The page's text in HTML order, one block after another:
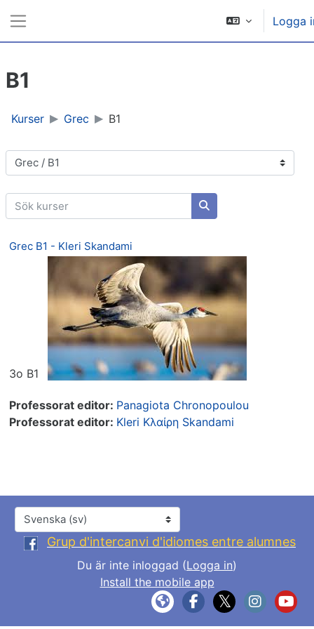
Logga
B1
Kurser Grec B1
Kurskategorier
Sök kurser
Sök kurser
Grec B1 - Kleri Skandami
3ο Β1
Professorat editor: Panagiota Chronopoulou
Professorat editor: Kleri Κλαίρη Skandami
Språk
Grup d'intercanvi d'idiomes entre alumnes
Du är inte inloggad (Logga in)
Install the mobile app